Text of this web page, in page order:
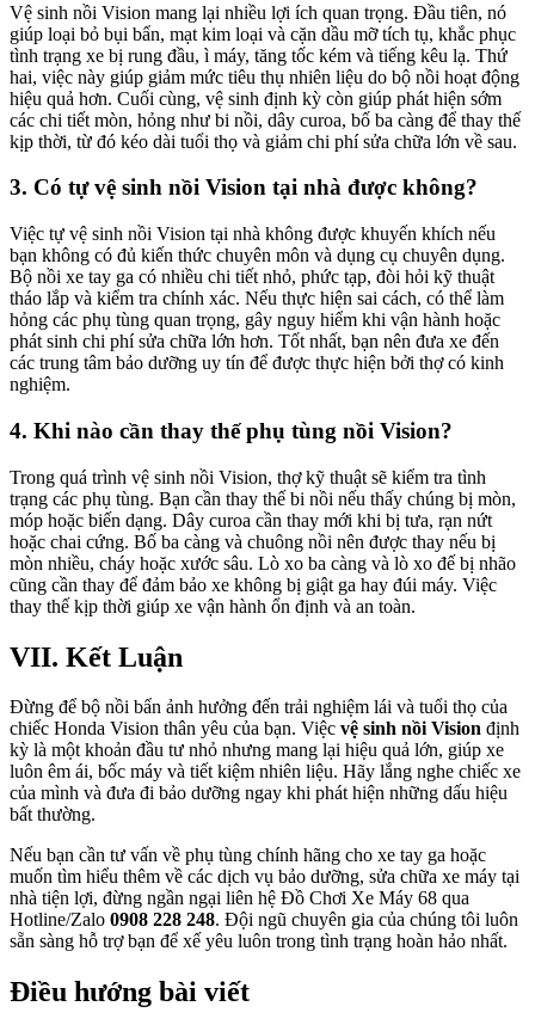
Vệ sinh nồi Vision mang lại nhiều lợi ích quan trọng. Đầu tiên, nó
giúp loại bỏ bụi bẩn, mạt kim loại và cặn dầu mỡ tích tụ, khắc phục
tình trạng xe bị rung đầu, ì máy, tăng tốc kém và tiếng kêu lạ. Thứ
hai, việc này giúp giảm mức tiêu thụ nhiên liệu do bộ nồi hoạt động
hiệu quả hơn. Cuối cùng, vệ sinh định kỳ còn giúp phát hiện sớm
các chi tiết mòn, hỏng như bi nồi, dây curoa, bố ba càng để thay thế
kịp thời, từ đó kéo dài tuổi thọ và giảm chi phí sửa chữa lớn về sau.
3. Có tự vệ sinh nồi Vision tại nhà được không?
Việc tự vệ sinh nồi Vision tại nhà không được khuyến khích nếu
bạn không có đủ kiến thức chuyên môn và dụng cụ chuyên dụng.
Bộ nồi xe tay ga có nhiều chi tiết nhỏ, phức tạp, đòi hỏi kỹ thuật
tháo lắp và kiểm tra chính xác. Nếu thực hiện sai cách, có thể làm
hỏng các phụ tùng quan trọng, gây nguy hiểm khi vận hành hoặc
phát sinh chi phí sửa chữa lớn hơn. Tốt nhất, bạn nên đưa xe đến
các trung tâm bảo dưỡng uy tín để được thực hiện bởi thợ có kinh
nghiệm.
4. Khi nào cần thay thế phụ tùng nồi Vision?
Trong quá trình vệ sinh nồi Vision, thợ kỹ thuật sẽ kiểm tra tình
trạng các phụ tùng. Bạn cần thay thế bi nồi nếu thấy chúng bị mòn,
móp hoặc biến dạng. Dây curoa cần thay mới khi bị tưa, rạn nứt
hoặc chai cứng. Bố ba càng và chuông nồi nên được thay nếu bị
mòn nhiều, cháy hoặc xước sâu. Lò xo ba càng và lò xo đế bị nhão
cũng cần thay để đảm bảo xe không bị giật ga hay đúi máy. Việc
thay thế kịp thời giúp xe vận hành ổn định và an toàn.
VII. Kết Luận
Đừng để bộ nồi bẩn ảnh hưởng đến trải nghiệm lái và tuổi thọ của
chiếc Honda Vision thân yêu của bạn. Việc vệ sinh nồi Vision định
kỳ là một khoản đầu tư nhỏ nhưng mang lại hiệu quả lớn, giúp xe
luôn êm ái, bốc máy và tiết kiệm nhiên liệu. Hãy lắng nghe chiếc xe
của mình và đưa đi bảo dưỡng ngay khi phát hiện những dấu hiệu
bất thường.
Nếu bạn cần tư vấn về phụ tùng chính hãng cho xe tay ga hoặc
muốn tìm hiểu thêm về các dịch vụ bảo dưỡng, sửa chữa xe máy tại
nhà tiện lợi, đừng ngần ngại liên hệ Đồ Chơi Xe Máy 68 qua
Hotline/Zalo 0908 228 248. Đội ngũ chuyên gia của chúng tôi luôn
sẵn sàng hỗ trợ bạn để xế yêu luôn trong tình trạng hoàn hảo nhất.
Điều hướng bài viết